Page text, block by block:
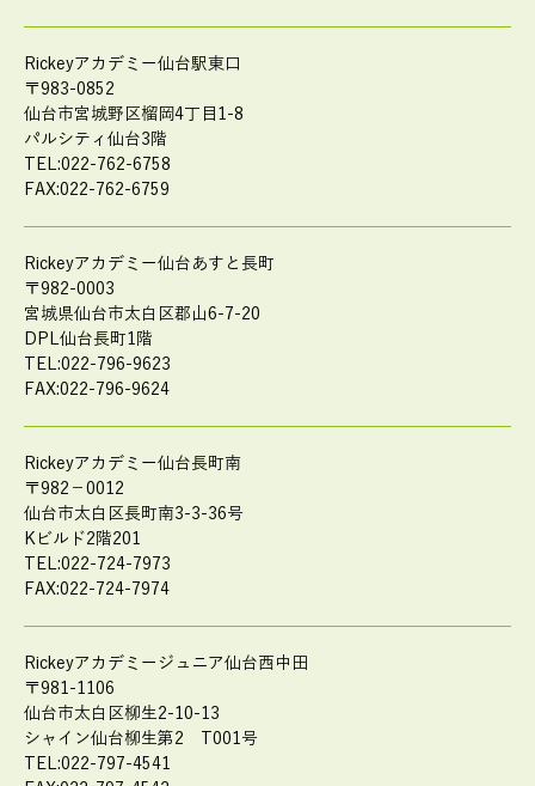
Rickeyアカデミー仙台駅東口
〒983-0852
仙台市宮城野区榴岡4丁目1-8
パルシティ仙台3階
TEL:022-762-6758
FAX:022-762-6759
Rickeyアカデミー仙台あすと長町
〒982-0003
宮城県仙台市太白区郡山6-7-20
DPL仙台長町1階
TEL:022-796-9623
FAX:022-796-9624
Rickeyアカデミー仙台長町南
〒982－0012
仙台市太白区長町南3-3-36号
Kビルド2階201
TEL:022-724-7973
FAX:022-724-7974
Rickeyアカデミージュニア仙台西中田
〒981-1106
仙台市太白区柳生2-10-13
シャイン仙台柳生第2 T001号
TEL:022-797-4541